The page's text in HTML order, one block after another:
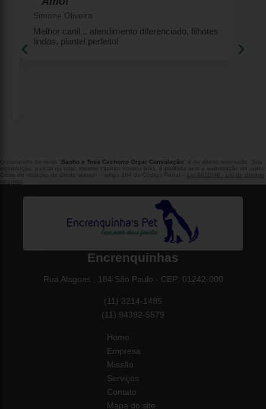
Simone Oliveira
Melhor canil... atendimento diferenciado, filhotes
lindos, plantel perfeito!
‹ ›
O conteúdo do texto " Banho e Tosa Cachorro Orçar Consolação " é de direito reservado. Sua
reprodução, parcial ou total, mesmo citando nossos links, é proibida sem a autorização do autor.
Crime de violação de direito autoral – artigo 184 do Código Penal –
Lei 9610/98 - Lei de direitos
autorais .
Encrenquinhas
Rua Alagoas , 184 São Paulo - CEP: 01242-000
(11) 3214-1485
(11) 94392-5579
Home
Empresa
Missão
Serviços
Contato
Mapa do site